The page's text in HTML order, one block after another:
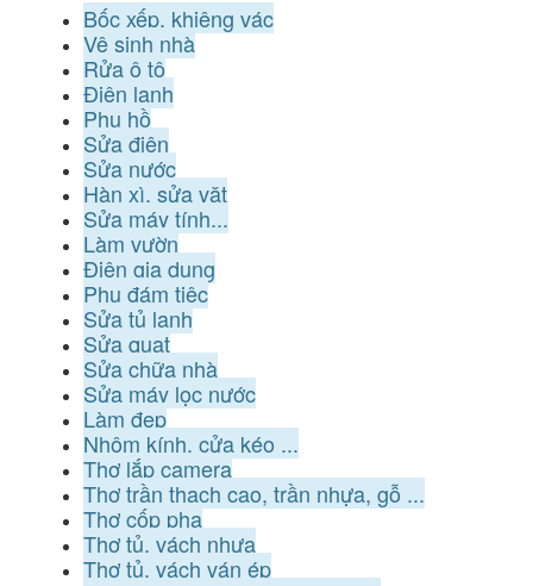
Bốc xếp, khiêng vác
Vệ sinh nhà
Rửa ô tô
Điện lạnh
Phụ hồ
Sửa điện
Sửa nước
Hàn xì, sửa vặt
Sửa máy tính...
Làm vườn
Điện gia dụng
Phụ đám tiệc
Sửa tủ lạnh
Sửa quạt
Sửa chữa nhà
Sửa máy lọc nước
Làm đẹp
Nhôm kính, cửa kéo ...
Thợ lắp camera
Thợ trần thạch cao, trần nhựa, gỗ ...
Thợ cốp pha
Thợ tủ, vách nhựa
Thợ tủ, vách ván ép